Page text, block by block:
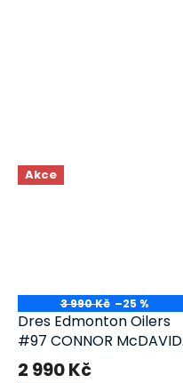
Akce
3 990 Kč –25 %
Dres Edmonton Oilers
#97 CONNOR McDAVID
replika
2 990 Kč